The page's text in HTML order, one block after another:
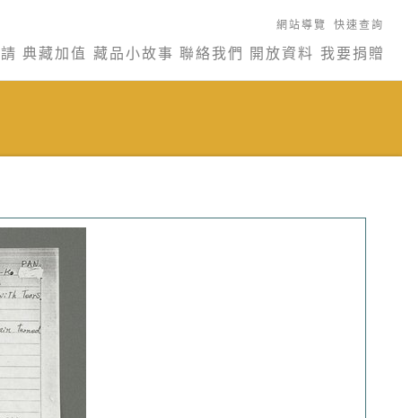
網站導覽 快速查詢
典藏加值 藏品小故事 聯絡我們 開放資料 我要捐贈